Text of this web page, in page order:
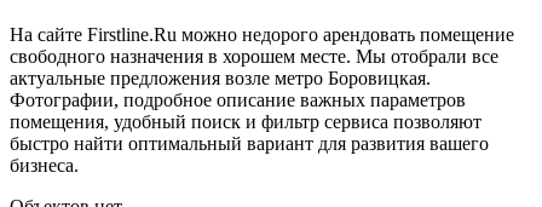
На сайте Firstline.Ru можно недорого арендовать помещение
свободного назначения в хорошем месте. Мы отобрали все
актуальные предложения возле метро Боровицкая.
Фотографии, подробное описание важных параметров
помещения, удобный поиск и фильтр сервиса позволяют
быстро найти оптимальный вариант для развития вашего
бизнеса.